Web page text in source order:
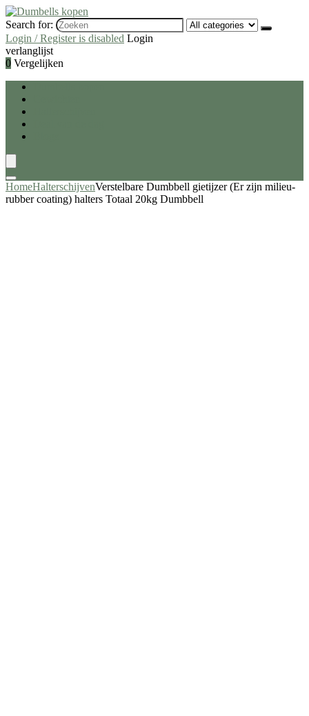
Search for:
Login / Register is disabled Login
verlanglijst
0 Vergelijken
HomeHalterschijvenVerstelbare Dumbbell gietijzer (Er zijn milieu-
rubber coating) halters Totaal 20kg Dumbbell